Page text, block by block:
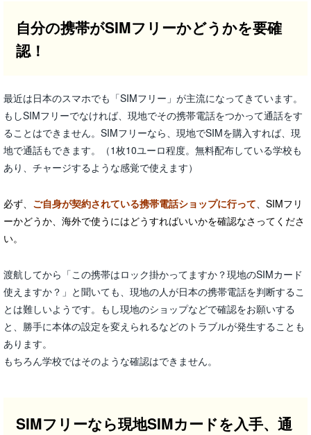
自分の携帯がSIMフリーかどうかを要確
認！
最近は日本のスマホでも「SIMフリー」が主流になってきています。
もしSIMフリーでなければ、現地でその携帯電話をつかって通話をす
ることはできません。SIMフリーなら、現地でSIMを購入すれば、現
地で通話もできます。（1枚10ユーロ程度。無料配布している学校も
あり、チャージするような感覚で使えます）
必ず、 ご自身が契約されている携帯電話ショップに行って、SIMフリ
ーかどうか、海外で使うにはどうすればいいかを確認なさってくださ
い。
渡航してから「この携帯はロック掛かってますか？現地のSIMカード
使えますか？」と聞いても、現地の人が日本の携帯電話を判断するこ
とは難しいようです。もし現地のショップなどで確認をお願いする
と、勝手に本体の設定を変えられるなどのトラブルが発生することも
あります。
もちろん学校ではそのような確認はできません。
SIMフリーなら現地SIMカードを入手、通